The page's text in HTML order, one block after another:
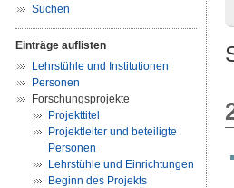
Suchen
Einträge auflisten
Lehrstühle und Institutionen
Personen
Forschungsprojekte
Projekttitel
Projektleiter und beteiligte
Personen
Lehrstühle und Einrichtungen
Beginn des Projekts